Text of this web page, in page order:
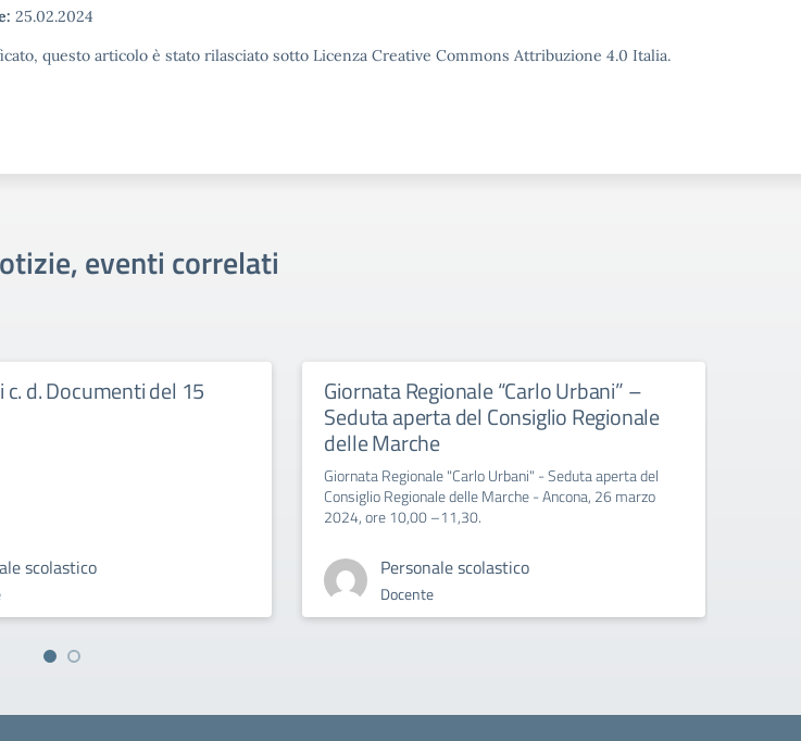
25.02.2024
questo articolo è stato rilasciato sotto Licenza Creative Commons Attribuzione 4.0 Italia.
eventi correlati
c. d. Documenti del 15
scolastico
Giornata Regionale “Carlo Urbani” –
Seduta aperta del Consiglio Regionale
delle Marche
Giornata Regionale "Carlo Urbani" - Seduta aperta del
Consiglio Regionale delle Marche - Ancona, 26 marzo
2024, ore 10,00 –11,30.
Personale scolastico
Docente